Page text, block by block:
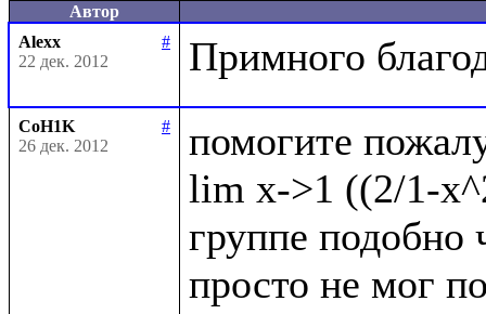
Автор
Alexx
#
22 дек. 2012
CoH1K
#
26 дек. 2012
помогите
lim x->1 ((2/1-
группе подобно